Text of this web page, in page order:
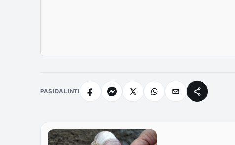
PASIDALINTI